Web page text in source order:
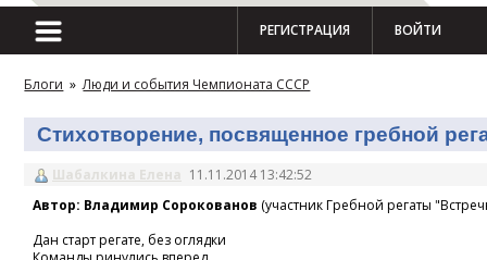
РЕГИСТРАЦИЯ ВОЙТИ
Блоги » Люди и события Чемпионата СССР
Стихотворение, посвященное гребной
Шабалкина Елена 11.11.2014 13:42:52
Автор: Владимир Сорокованов (участник Гребной регаты
Дан старт регате, без оглядки